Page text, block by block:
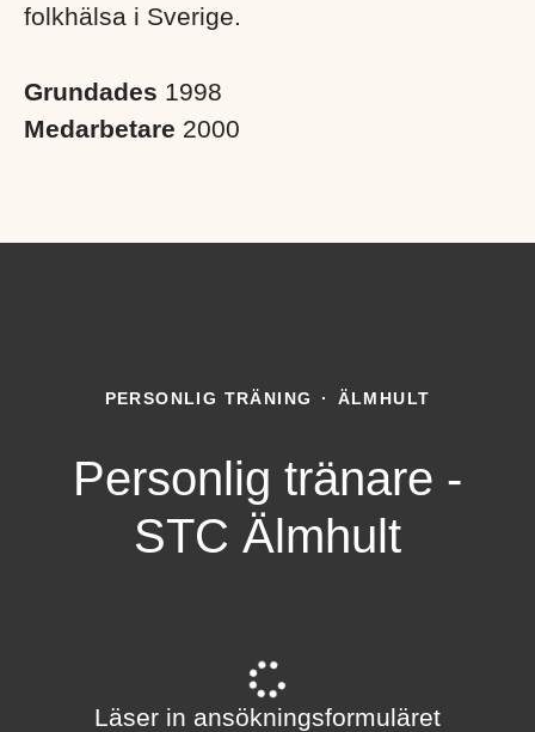
folkhälsa i Sverige. ​
Grundades 1998
Medarbetare 2000
PERSONLIG TRÄNING · ÄLMHULT
Personlig tränare -
STC Älmhult
Läser in ansökningsformuläret